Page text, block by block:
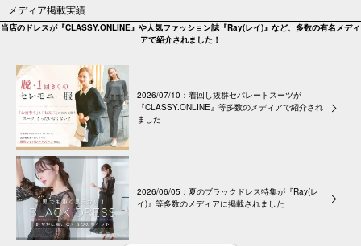
メディア掲載実績
当店のドレスが『CLASSY.ONLINE』や人気ファッション誌『Ray(レイ)』など、多数の有名メディ
アで紹介されました！
2026/07/10：着回し抜群セパレートスーツが
『CLASSY.ONLINE』等多数のメディアで紹介され
ました
2026/06/05：夏のブラックドレス特集が『Ray(レ
イ)』等多数のメディアに掲載されました